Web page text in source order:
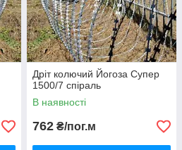
Дріт колючий Йогоза Супер
1500/7 спіраль
В наявності
762 ₴/пог.м